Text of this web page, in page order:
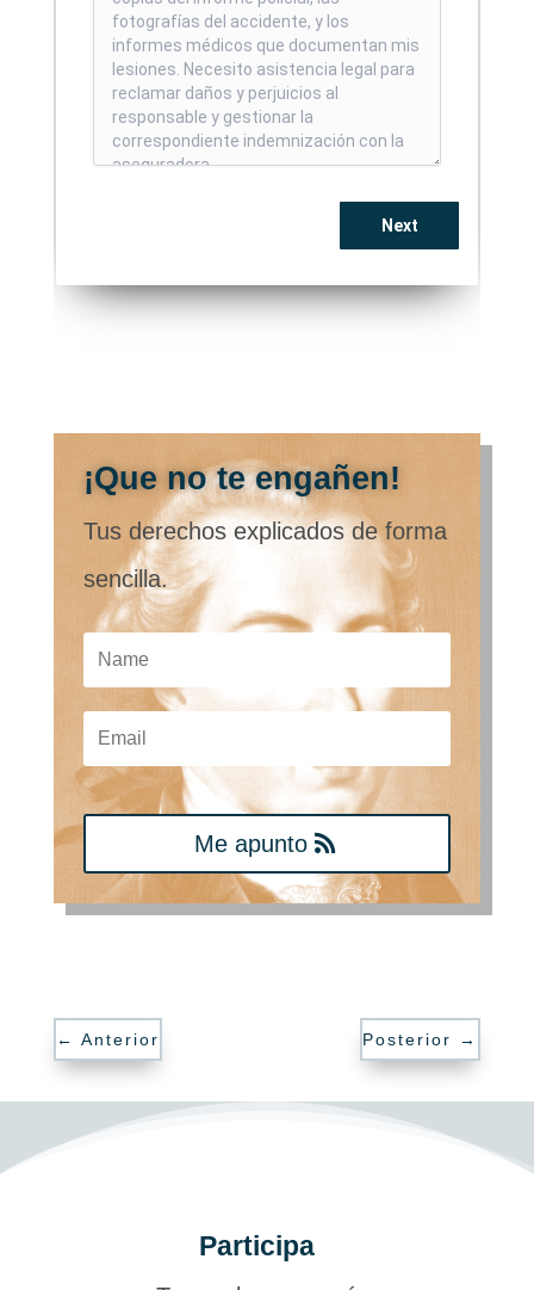
¡Que no te engañen!
Tus derechos explicados de forma
sencilla.
Me apunto
← Anterior Posterior →
Participa